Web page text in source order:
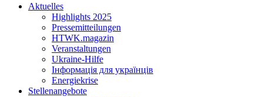
Aktuelles
Highlights 2025
Pressemitteilungen
HTWK.magazin
Veranstaltungen
Ukraine-Hilfe
Інформація для українців
Energiekrise
Stellenangebote